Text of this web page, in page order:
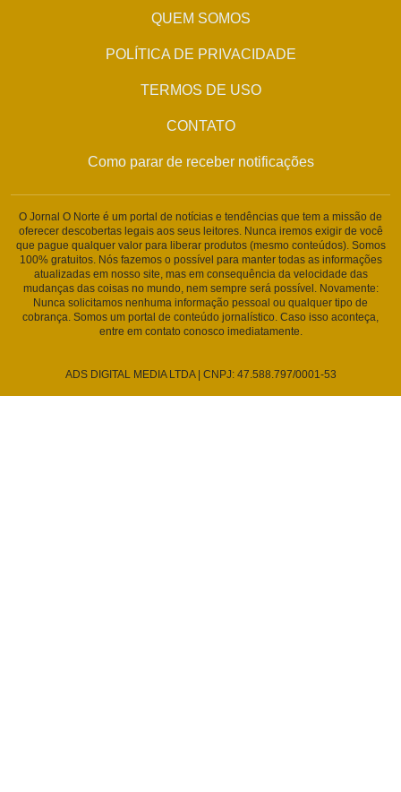
QUEM SOMOS
POLÍTICA DE PRIVACIDADE
TERMOS DE USO
CONTATO
Como parar de receber notificações
O Jornal O Norte é um portal de notícias e tendências que tem a missão de
oferecer descobertas legais aos seus leitores. Nunca iremos exigir de você
que pague qualquer valor para liberar produtos (mesmo conteúdos). Somos
100% gratuitos. Nós fazemos o possível para manter todas as informações
atualizadas em nosso site, mas em consequência da velocidade das
mudanças das coisas no mundo, nem sempre será possível. Novamente:
Nunca solicitamos nenhuma informação pessoal ou qualquer tipo de
cobrança. Somos um portal de conteúdo jornalístico. Caso isso aconteça,
entre em contato conosco imediatamente.
ADS DIGITAL MEDIA LTDA | CNPJ: 47.588.797/0001-53